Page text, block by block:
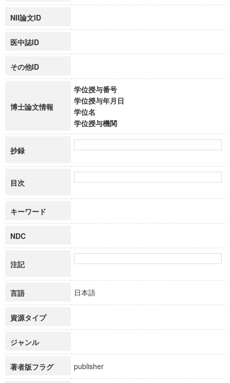
NII論文ID
医中誌ID
その他ID
博士論文情報
学位授与番号
学位授与年月日
学位名
学位授与機関
抄録
目次
キーワード
NDC
注記
言語 日本語
資源タイプ
ジャンル
著者版フラグ publisher